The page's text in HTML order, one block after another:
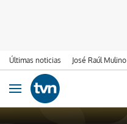
Últimas noticias José Raúl Mulino
Ir al contenido
Obrir navegació